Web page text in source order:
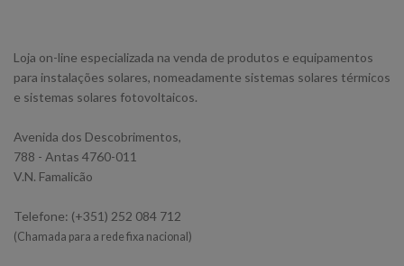
Loja on-line especializada na venda de produtos e equipamentos
para instalações solares, nomeadamente sistemas solares térmicos
e sistemas solares fotovoltaicos.
Avenida dos Descobrimentos,
788 - Antas 4760-011
V.N. Famalicão
Telefone: (+351) 252 084 712
(Chamada para a rede fixa nacional)